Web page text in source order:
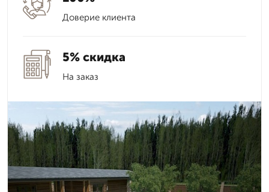
Доверие клиента
5% скидка
На заказ